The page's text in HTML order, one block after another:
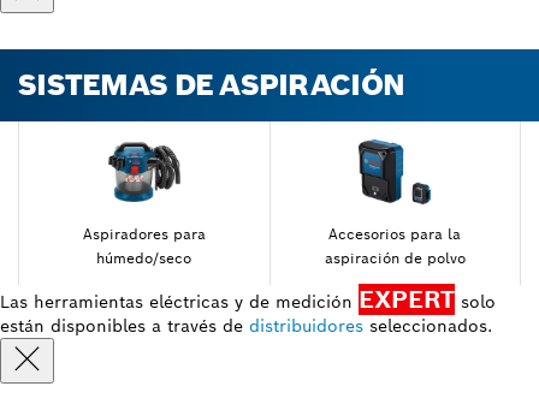
SISTEMAS DE ASPIRACIÓN
Aspiradores para
húmedo/seco
Accesorios para la
aspiración de polvo
Las herramientas eléctricas y de medición EXPERT solo
están disponibles a través de distribuidores seleccionados.